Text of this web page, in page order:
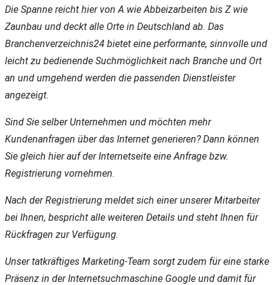
Die Spanne reicht hier von A wie Abbeizarbeiten bis Z wie
Zaunbau und deckt alle Orte in Deutschland ab. Das
Branchenverzeichnis24 bietet eine performante, sinnvolle und
leicht zu bedienende Suchmöglichkeit nach Branche und Ort
an und umgehend werden die passenden Dienstleister
angezeigt.
Sind Sie selber Unternehmen und möchten mehr
Kundenanfragen über das Internet generieren? Dann können
Sie gleich hier auf der Internetseite eine Anfrage bzw.
Registrierung vornehmen.
Nach der Registrierung meldet sich einer unserer Mitarbeiter
bei Ihnen, bespricht alle weiteren Details und steht Ihnen für
Rückfragen zur Verfügung.
Unser tatkräftiges Marketing-Team sorgt zudem für eine starke
Präsenz in der Internetsuchmaschine Google und damit für